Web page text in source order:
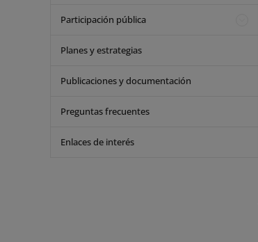
Participación pública
Planes y estrategias
Publicaciones y documentación
Preguntas frecuentes
Enlaces de interés